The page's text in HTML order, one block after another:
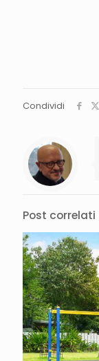
Condividi
Post correlati